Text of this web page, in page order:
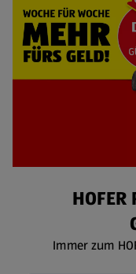
Immer zum